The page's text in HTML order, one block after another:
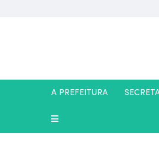
A PREFEITURA